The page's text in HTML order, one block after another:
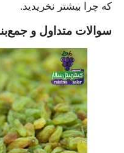
که چرا بیشتر نخریدید.
سوالات متداول و